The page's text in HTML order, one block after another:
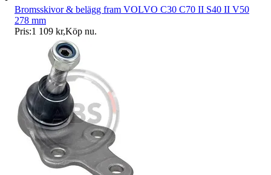
Bromsskivor & belägg fram VOLVO C30 C70 II S40 II V50
278 mm
Pris:1 109 kr,Köp nu.